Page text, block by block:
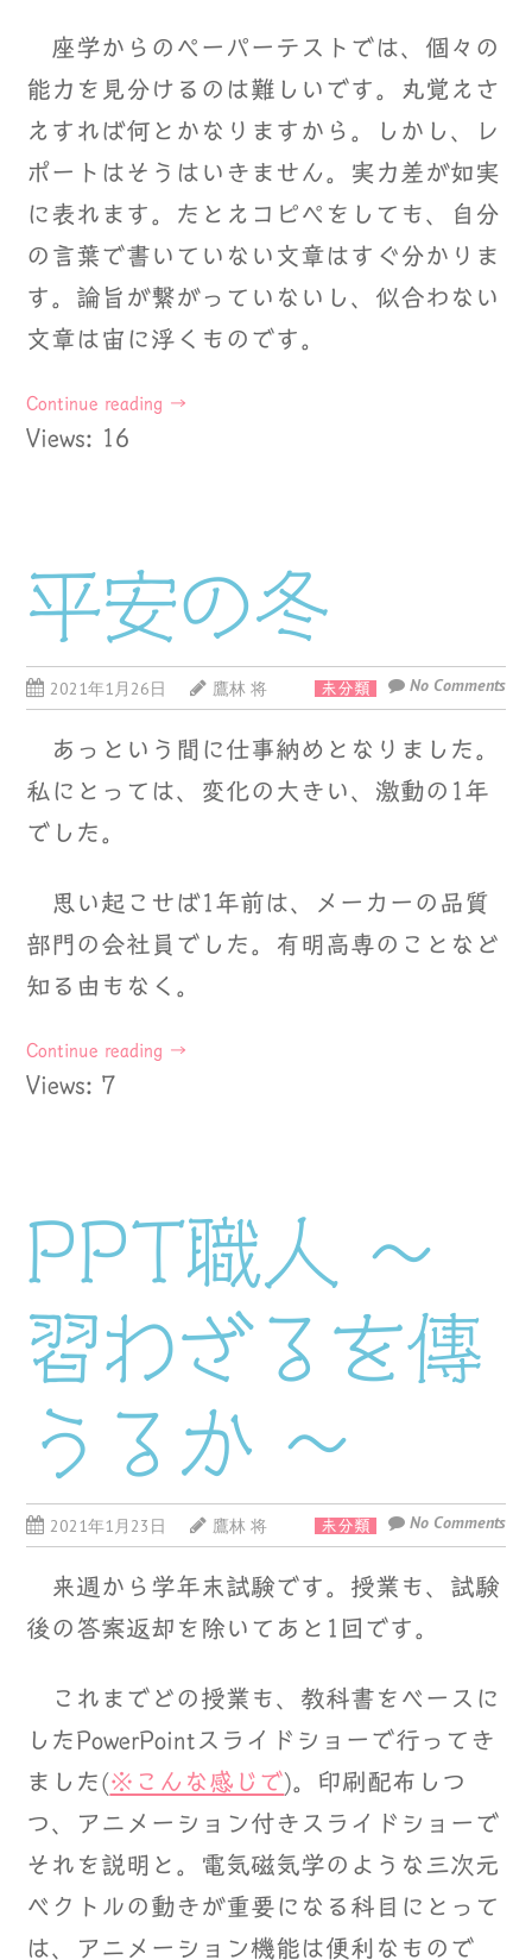
座学からのペーパーテストでは、個々の
能力を見分けるのは難しいです。丸覚えさ
えすれば何とかなりますから。しかし、レ
ポートはそうはいきません。実力差が如実
に表れます。たとえコピペをしても、自分
の言葉で書いていない文章はすぐ分かりま
す。論旨が繋がっていないし、似合わない
文章は宙に浮くものです。
Continue reading →
Views: 16
平安の冬
2021年1月26日 鷹林 将 未分類 No Comments
あっという間に仕事納めとなりました。
私にとっては、変化の大きい、激動の1年
でした。
思い起こせば1年前は、メーカーの品質
部門の会社員でした。有明高専のことなど
知る由もなく。
Continue reading →
Views: 7
PPT職人 ～
習わざるを傳
うるか ～
2021年1月23日 鷹林 将 未分類 No Comments
来週から学年末試験です。授業も、試験
後の答案返却を除いてあと1回です。
これまでどの授業も、教科書をベースに
したPowerPointスライドショーで行ってき
ました(※こんな感じで)。印刷配布しつ
つ、アニメーション付きスライドショーで
それを説明と。電気磁気学のような三次元
ベクトルの動きが重要になる科目にとって
は、アニメーション機能は便利なもので